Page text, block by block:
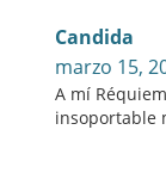
Candida
marzo 15,
A mí
insoportable